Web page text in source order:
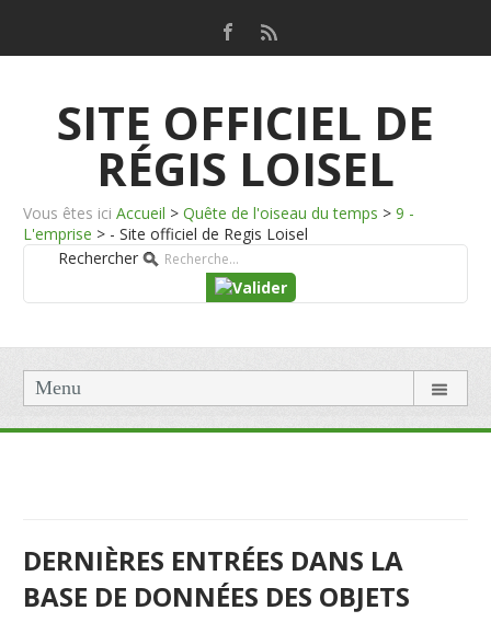
SITE OFFICIEL DE
RÉGIS LOISEL
Vous êtes ici Accueil > Quête de l'oiseau du temps > 9 -
L'emprise > - Site officiel de Regis Loisel
Rechercher
Menu
DERNIÈRES ENTRÉES DANS LA
BASE DE DONNÉES DES OBJETS